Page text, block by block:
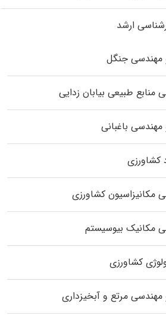
ارشد
مهندسی جنگل
طبیعی بیابان زدایی
باغبانی
کشاورزی
مکانیزاسیون کشاورزی
مکانیک بیوسیستم
کشاورزی
مرتع و آبخیزداری